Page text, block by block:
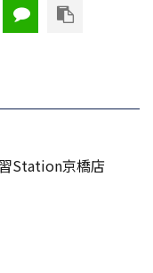
Station京橋店